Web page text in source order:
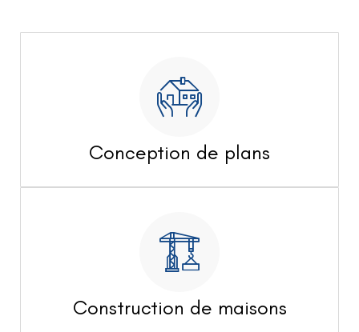
Conception de plans
Construction de maisons